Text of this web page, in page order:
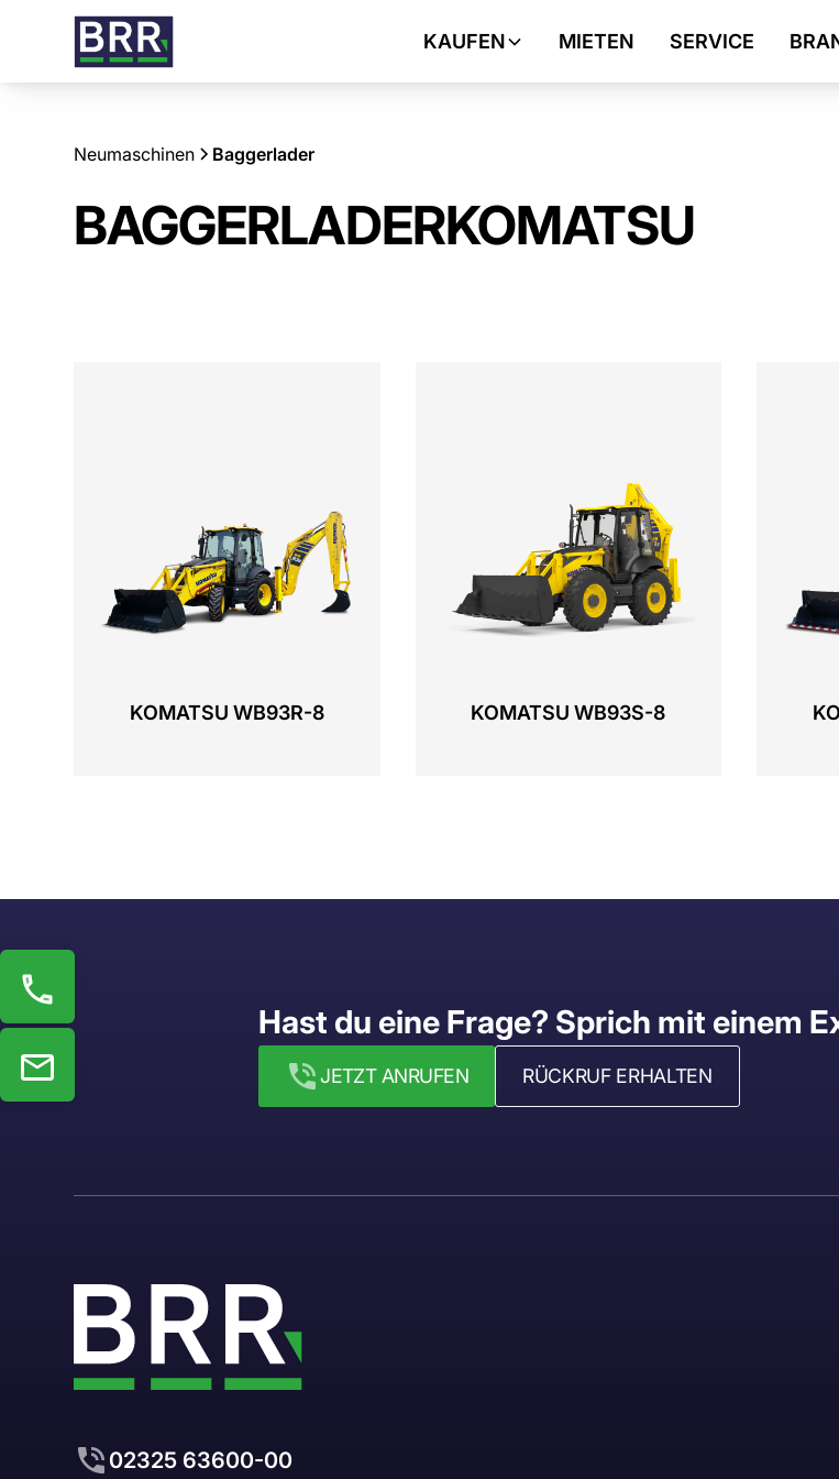
KAUFEN MIETEN SERVICE
Neumaschinen Baggerlader
BAGGERLADERKOMATSU
KOMATSU WB93R-8 KOMATSU WB93S-8
Hast du eine Frage? Sprich mit einem
JETZT ANRUFEN RÜCKRUF ERHALTEN
02325 63600-00